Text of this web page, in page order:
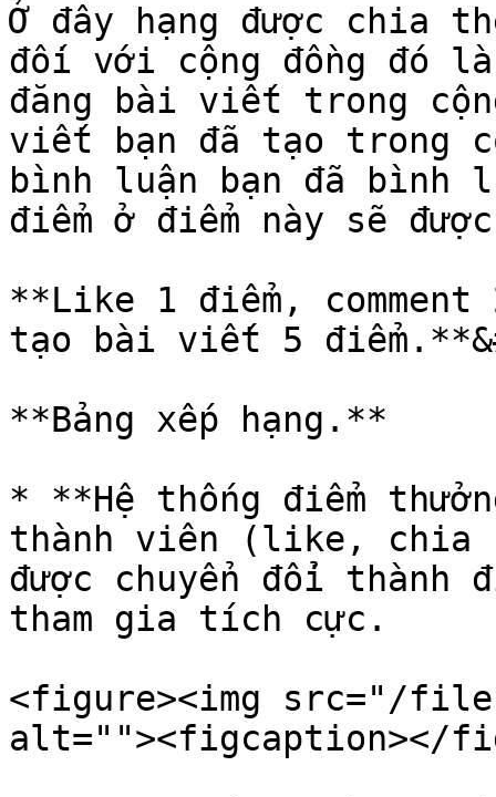
Ở đây hạng được chia
đối với cộng đồng đó
đăng bài viết trong
viết bạn đã tạo trong
bình luận bạn đã bình
điểm ở điểm này sẽ
**Like 1 điểm,
tạo bài viết 5
**Bảng xếp hạng.**
* **Hệ thống điểm
thành viên (like, chia
được chuyển đổi thành
tham gia tích cực.
<figure><img src="/files/
alt=""><figcaption></